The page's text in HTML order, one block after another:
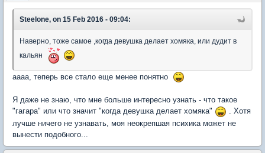
Steelone, on 15 Feb 2016 - 09:04:
Наверно, тоже самое ,когда девушка делает хомяка, или дудит в
кальян
аааа, теперь все стало еще менее понятно
Я даже не знаю, что мне больше интересно узнать - что такое
"гагара" или что значит "когда девушка делает хомяка"
. Хотя
лучше ничего не узнавать, моя неокрепшая психика может не
вынести подобного...